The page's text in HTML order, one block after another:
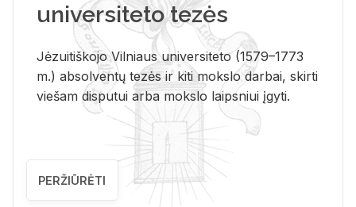
universiteto tezės
Jėzuitiškojo Vilniaus universiteto (1579–1773
m.) absolventų tezės ir kiti mokslo darbai, skirti
viešam disputui arba mokslo laipsniui įgyti.
PERŽIŪRĖTI